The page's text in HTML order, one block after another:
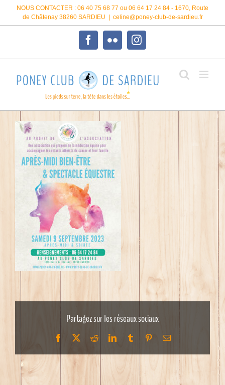
Passer
contenu
NOUS CONTACTER : 06 40 75 68 77 ou 06 64 17 24 84 - 1670, Route
de Châtenay 38260 SARDIEU
celine@poney-club-de-sardieu.fr
FacebookFlickrInstagram
Partagez sur les réseaux sociaux
Facebook RedditLinkedInTumblr PinterestEmail